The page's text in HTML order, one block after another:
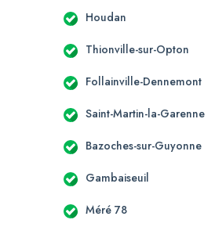
Houdan
Thionville-sur-Opton
Follainville-Dennemont
Saint-Martin-la-Garenne
Bazoches-sur-Guyonne
Gambaiseuil
Méré 78